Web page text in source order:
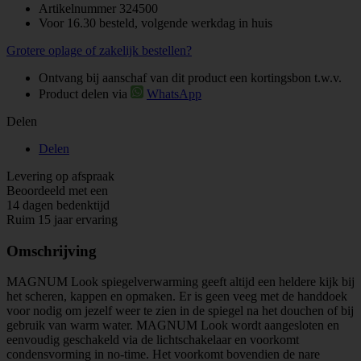
Artikelnummer 324500
Voor 16.30 besteld, volgende werkdag in huis
Grotere oplage of zakelijk bestellen?
Ontvang bij aanschaf van dit product een kortingsbon t.w.v.
Product delen via
WhatsApp
Delen
Delen
Levering op afspraak
Beoordeeld met een
14 dagen bedenktijd
Ruim 15 jaar ervaring
Omschrijving
MAGNUM Look spiegelverwarming geeft altijd een heldere kijk bij
het scheren, kappen en opmaken. Er is geen veeg met de handdoek
voor nodig om jezelf weer te zien in de spiegel na het douchen of bij
gebruik van warm water. MAGNUM Look wordt aangesloten en
eenvoudig geschakeld via de lichtschakelaar en voorkomt
condensvorming in no-time. Het voorkomt bovendien de nare